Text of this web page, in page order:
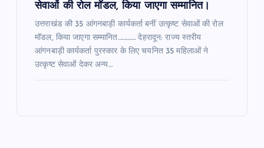
सेवाओं की रोल मॉडल, किया जाएगा सम्मानित।
उत्तराखंड की 35 आंगनबाड़ी कार्यकर्ता बनीं उत्कृष्ट सेवाओं की रोल
मॉडल, किया जाएगा सम्मानित…………. देहरादून: राज्य स्तरीय
आंगनबाड़ी कार्यकर्ता पुरस्कार के लिए चयनित 35 महिलाओं ने
उत्कृष्ट सेवाओं देकर अन्य…